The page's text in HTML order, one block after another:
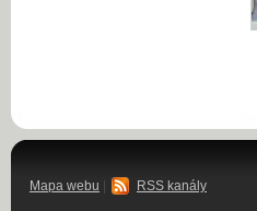
Mapa webu RSS kanály